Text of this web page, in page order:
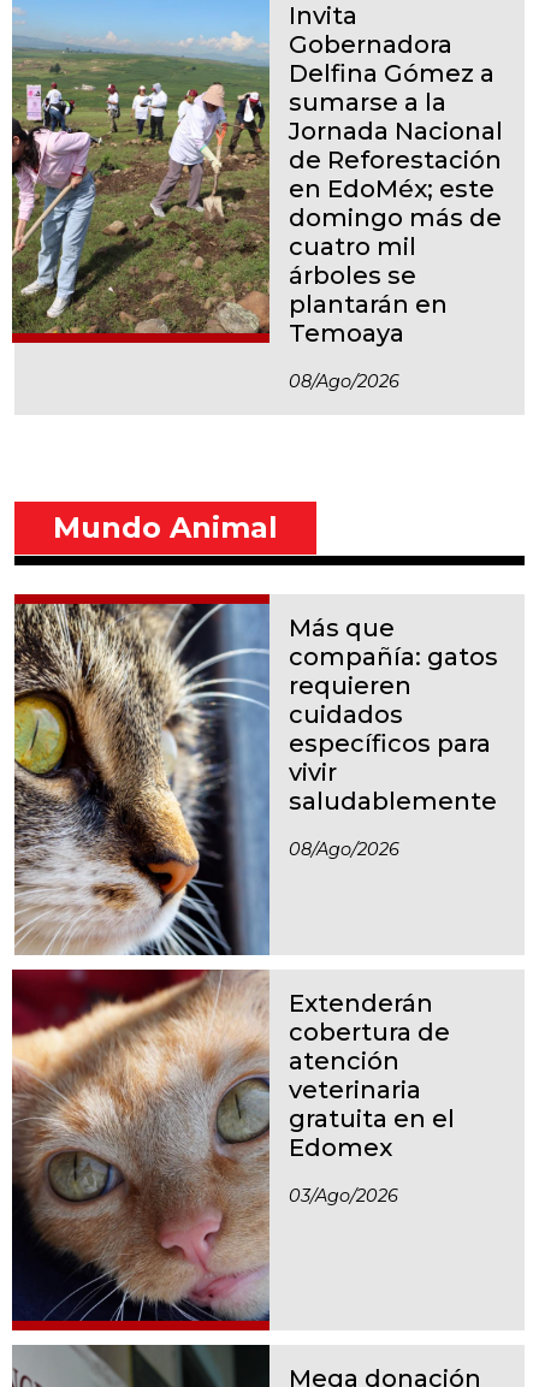
Invita
Gobernadora
Delfina Gómez a
sumarse a la
Jornada Nacional
de Reforestación
en EdoMéx; este
domingo más de
cuatro mil
árboles se
plantarán en
Temoaya
08/ago/2026
Mundo Animal
Más que
compañía: gatos
requieren
cuidados
específicos para
vivir
saludablemente
08/ago/2026
Extenderán
cobertura de
atención
veterinaria
gratuita en el
Edomex
03/ago/2026
Mega donación